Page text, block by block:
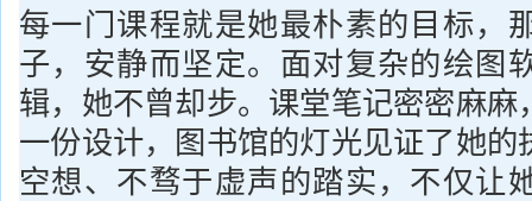
每一门课程就是她最朴素的目标，
子，安静而坚定。面对复杂的绘图
辑，她不曾却步。课堂笔记密密麻麻
一份设计，图书馆的灯光见证了她的
空想、不骛于虚声的踏实，不仅让